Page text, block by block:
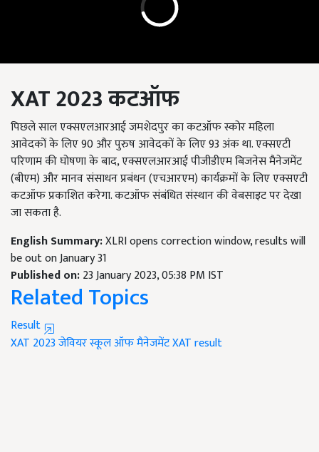
XAT 2023 कटऑफ
पिछले साल एक्सएलआरआई जमशेदपुर का कटऑफ स्कोर महिला
आवेदकों के लिए 90 और पुरुष आवेदकों के लिए 93 अंक था. एक्सएटी
परिणाम की घोषणा के बाद, एक्सएलआरआई पीजीडीएम बिजनेस मैनेजमेंट
(बीएम) और मानव संसाधन प्रबंधन (एचआरएम) कार्यक्रमों के लिए एक्सएटी
कटऑफ प्रकाशित करेगा. कटऑफ संबंधित संस्थान की वेबसाइट पर देखा
जा सकता है.
English Summary:XLRI opens correction window, results will
be out on January 31
Published on:23 January 2023, 05:38 PM IST
Related Topics
Result
XAT 2023जेवियर स्कूल ऑफ मैनेजमेंटXAT result